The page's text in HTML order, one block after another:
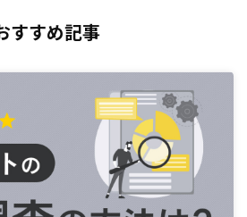
すすめ記事